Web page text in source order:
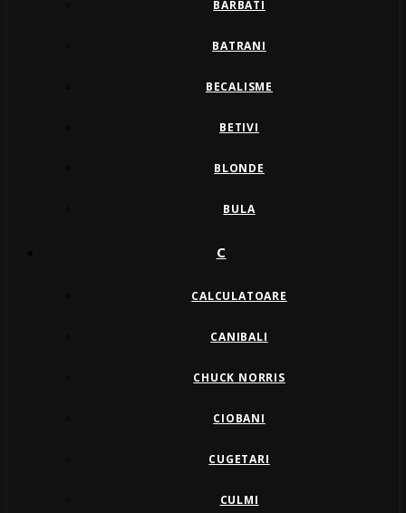
BARBATI
BATRANI
BECALISME
BETIVI
BLONDE
BULA
C
CALCULATOARE
CANIBALI
CHUCK NORRIS
CIOBANI
CUGETARI
CULMI